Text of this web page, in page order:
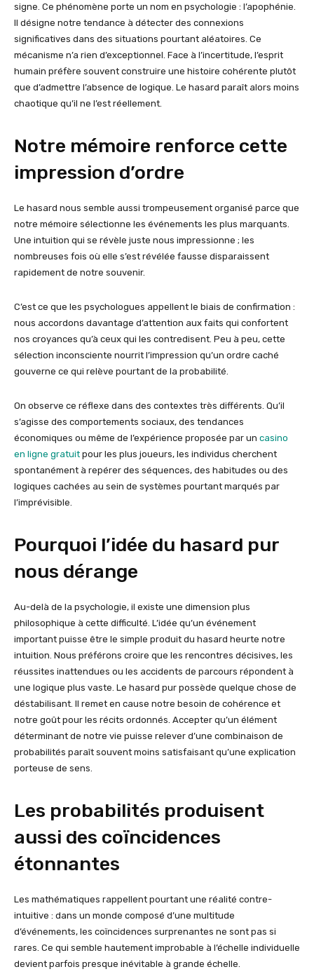
signe. Ce phénomène porte un nom en psychologie : l’apophénie.
Il désigne notre tendance à détecter des connexions
significatives dans des situations pourtant aléatoires. Ce
mécanisme n’a rien d’exceptionnel. Face à l’incertitude, l’esprit
humain préfère souvent construire une histoire cohérente plutôt
que d’admettre l’absence de logique. Le hasard paraît alors moins
chaotique qu’il ne l’est réellement.
Notre mémoire renforce cette
impression d’ordre
Le hasard nous semble aussi trompeusement organisé parce que
notre mémoire sélectionne les événements les plus marquants.
Une intuition qui se révèle juste nous impressionne ; les
nombreuses fois où elle s’est révélée fausse disparaissent
rapidement de notre souvenir.
C’est ce que les psychologues appellent le biais de confirmation :
nous accordons davantage d’attention aux faits qui confortent
nos croyances qu’à ceux qui les contredisent. Peu à peu, cette
sélection inconsciente nourrit l’impression qu’un ordre caché
gouverne ce qui relève pourtant de la probabilité.
On observe ce réflexe dans des contextes très différents. Qu’il
s’agisse des comportements sociaux, des tendances
économiques ou même de l’expérience proposée par un casino
en ligne gratuit pour les plus joueurs, les individus cherchent
spontanément à repérer des séquences, des habitudes ou des
logiques cachées au sein de systèmes pourtant marqués par
l’imprévisible.
Pourquoi l’idée du hasard pur
nous dérange
Au-delà de la psychologie, il existe une dimension plus
philosophique à cette difficulté. L’idée qu’un événement
important puisse être le simple produit du hasard heurte notre
intuition. Nous préférons croire que les rencontres décisives, les
réussites inattendues ou les accidents de parcours répondent à
une logique plus vaste. Le hasard pur possède quelque chose de
déstabilisant. Il remet en cause notre besoin de cohérence et
notre goût pour les récits ordonnés. Accepter qu’un élément
déterminant de notre vie puisse relever d’une combinaison de
probabilités paraît souvent moins satisfaisant qu’une explication
porteuse de sens.
Les probabilités produisent
aussi des coïncidences
étonnantes
Les mathématiques rappellent pourtant une réalité contre-
intuitive : dans un monde composé d’une multitude
d’événements, les coïncidences surprenantes ne sont pas si
rares. Ce qui semble hautement improbable à l’échelle individuelle
devient parfois presque inévitable à grande échelle.